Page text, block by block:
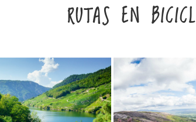
RUTAS EN